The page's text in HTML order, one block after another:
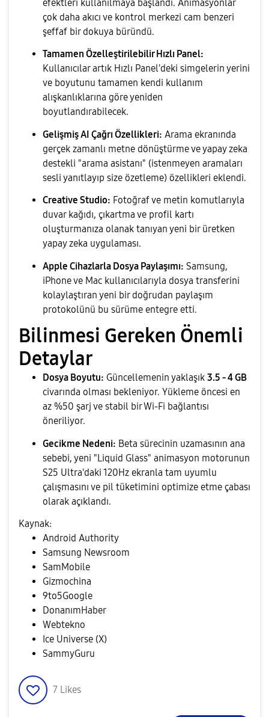
efektleri kullanılmaya başlandı. Animasyonlar
çok daha akıcı ve kontrol merkezi cam benzeri
şeffaf bir dokuya büründü.
Tamamen Özelleştirilebilir Hızlı Panel:
Kullanıcılar artık Hızlı Panel'deki simgelerin yerini
ve boyutunu tamamen kendi kullanım
alışkanlıklarına göre yeniden
boyutlandırabilecek.
Gelişmiş AI Çağrı Özellikleri: Arama ekranında
gerçek zamanlı metne dönüştürme ve yapay zeka
destekli "arama asistanı" (istenmeyen aramaları
sesli yanıtlayıp size özetleme) özellikleri eklendi.
Creative Studio: Fotoğraf ve metin komutlarıyla
duvar kağıdı, çıkartma ve profil kartı
oluşturmanıza olanak tanıyan yeni bir üretken
yapay zeka uygulaması.
Apple Cihazlarla Dosya Paylaşımı: Samsung,
iPhone ve Mac kullanıcılarıyla dosya transferini
kolaylaştıran yeni bir doğrudan paylaşım
protokolünü bu sürüme entegre etti.
Bilinmesi Gereken Önemli
Detaylar
Dosya Boyutu: Güncellemenin yaklaşık 3.5 - 4 GB
civarında olması bekleniyor. Yükleme öncesi en
az %50 şarj ve stabil bir Wi-Fi bağlantısı
öneriliyor.
Gecikme Nedeni: Beta sürecinin uzamasının ana
sebebi, yeni "Liquid Glass" animasyon motorunun
S25 Ultra'daki 120Hz ekranla tam uyumlu
çalışmasını ve pil tüketimini optimize etme çabası
olarak açıklandı.
Kaynak:
Android Authority
​Samsung Newsroom
​SamMobile
​Gizmochina
​9to5Google
​DonanımHaber
​Webtekno
​Ice Universe (X)
​SammyGuru
7 Likes